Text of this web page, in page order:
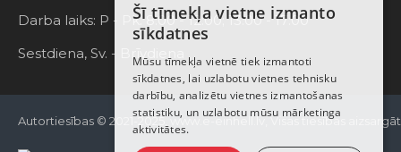
Darba laiks: P - Pk. 8:00 - 12:00; 13:00 - 17:00
Sestdiena, Sv. - Brīvdiena
Autortiesības © 2021-2025, www.e-einhell.lv, Visas tiesības
LATVIAN
ENGLISH
Šī tīmekļa vietne izmanto
sīkdatnes
Mūsu tīmekļa vietnē tiek izmantoti
sīkdatnes, lai uzlabotu vietnes tehnisku
darbību, analizētu vietnes izmantošanas
statistiku, un uzlabotu mūsu mārketinga
aktivitātes.